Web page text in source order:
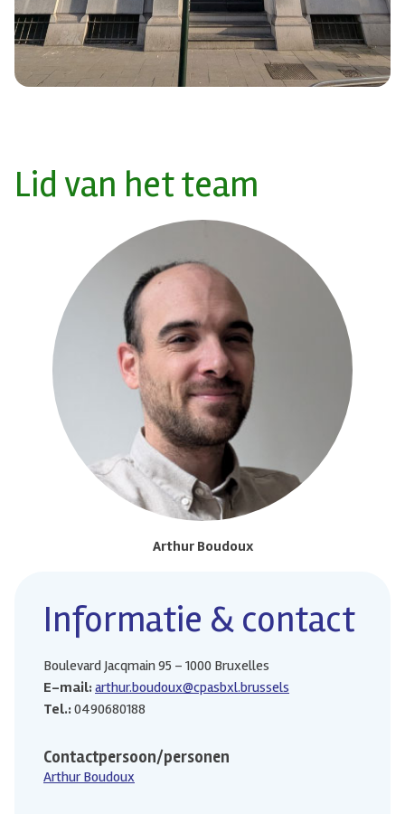
Lid van het team
Arthur Boudoux
Informatie & contact
Boulevard Jacqmain 95 – 1000 Bruxelles
E-mail: arthur.boudoux@cpasbxl.brussels
Tel.: 0490680188
Contactpersoon/personen
Arthur Boudoux